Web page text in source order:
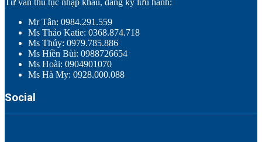
Tư vấn thủ tục nhập khẩu, đăng ký lưu hành:
Mr Tân: 0984.291.559
Ms Thảo Katie: 0368.874.718
Ms Thúy: 0979.785.886
Ms Hiền Bùi: 0988726654
Ms Hoài: 0904901070
Ms Hà My: 0928.000.088
Social